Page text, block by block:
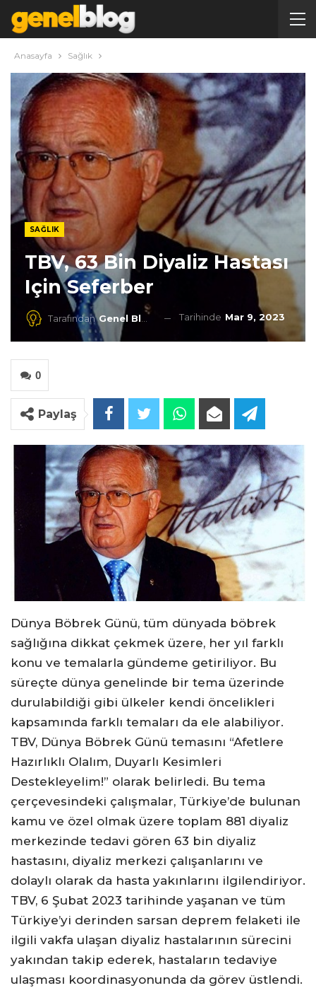
Anasayfa Sağlık
SAĞLIK
TBV, 63 Bin Diyaliz Hastası
Için Seferber
TarafındanGenel Blog Tarihinde Mar 9, 2023
0
Paylaş
Dünya Böbrek Günü, tüm dünyada böbrek
sağlığına dikkat çekmek üzere, her yıl farklı
konu ve temalarla gündeme getiriliyor. Bu
süreçte dünya genelinde bir tema üzerinde
durulabildiği gibi ülkeler kendi öncelikleri
kapsamında farklı temaları da ele alabiliyor.
TBV, Dünya Böbrek Günü temasını “Afetlere
Hazırlıklı Olalım, Duyarlı Kesimleri
Destekleyelim!” olarak belirledi. Bu tema
çerçevesindeki çalışmalar, Türkiye’de bulunan
kamu ve özel olmak üzere toplam 881 diyaliz
merkezinde tedavi gören 63 bin diyaliz
hastasını, diyaliz merkezi çalışanlarını ve
dolaylı olarak da hasta yakınlarını ilgilendiriyor.
TBV, 6 Şubat 2023 tarihinde yaşanan ve tüm
Türkiye’yi derinden sarsan deprem felaketi ile
ilgili vakfa ulaşan diyaliz hastalarının sürecini
yakından takip ederek, hastaların tedaviye
ulaşması koordinasyonunda da görev üstlendi.